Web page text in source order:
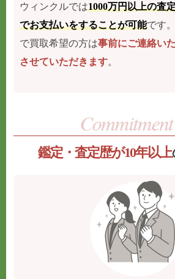
ウィンクルでは1000万円以上の査
でお支払いをすることが可能です
で買取希望の方は事前にご連絡い
させていただきます。
鑑定・査定歴が10年以上